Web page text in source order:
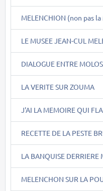
MELENCHION (non pas
LE MUSEE JEAN-CUL
DIALOGUE ENTRE
LA VERITE SUR ZOUMA
J'AI LA MEMOIRE QUI
RECETTE DE LA PESTE
LA BANQUISE DERRIERE
MELENCHON SUR LA